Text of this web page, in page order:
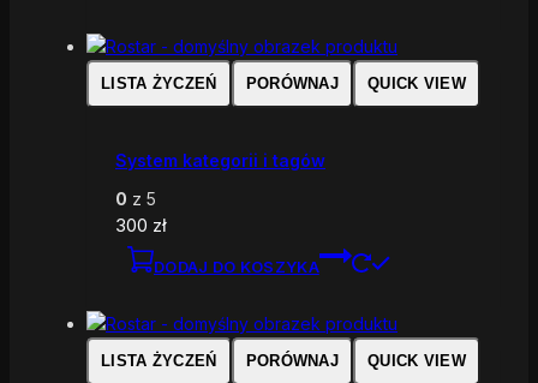
LISTA ŻYCZEŃ PORÓWNAJ QUICK VIEW
System kategorii i tagów
0 z 5
300 zł
DODAJ DO KOSZYKA
LISTA ŻYCZEŃ PORÓWNAJ QUICK VIEW